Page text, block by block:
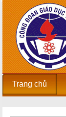
Trang chủ